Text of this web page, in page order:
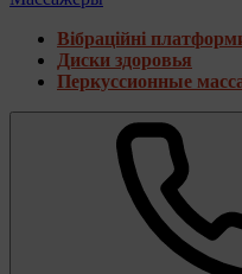
Вібраційні
Диски здоровья
Перкуссионные